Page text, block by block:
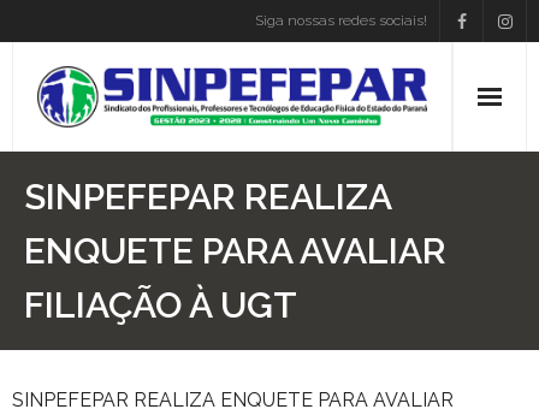
Siga nossas redes sociais!
Home
Institucional
Atos Presidência
Convenções
Associe-se
SINPEFEPAR REALIZA
ENQUETE PARA AVALIAR
FILIAÇÃO À UGT
SINPEFEPAR REALIZA ENQUETE PARA AVALIAR